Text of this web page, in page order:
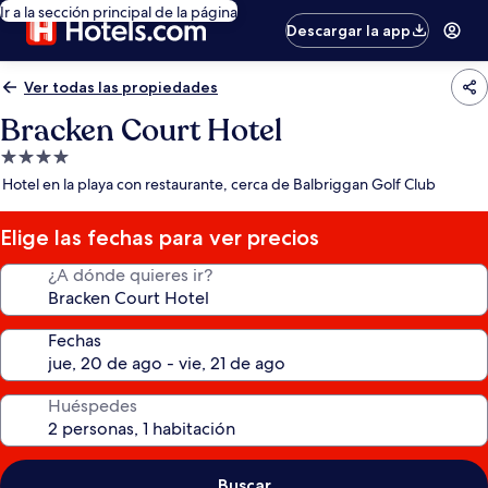
Ir a la sección principal de la página
Descargar la app
Ver todas las propiedades
Bracken Court Hotel
Propiedad
de
estrellas
Hotel en la playa con restaurante, cerca de Balbriggan Golf Club
Elige las fechas para ver precios
¿A dónde quieres ir?
Fechas
Huéspedes